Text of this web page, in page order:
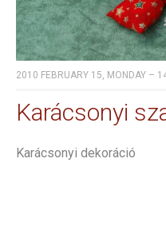
2010 FEBRUARY 15, MONDAY –
Karácsonyi
Karácsonyi dekoráció